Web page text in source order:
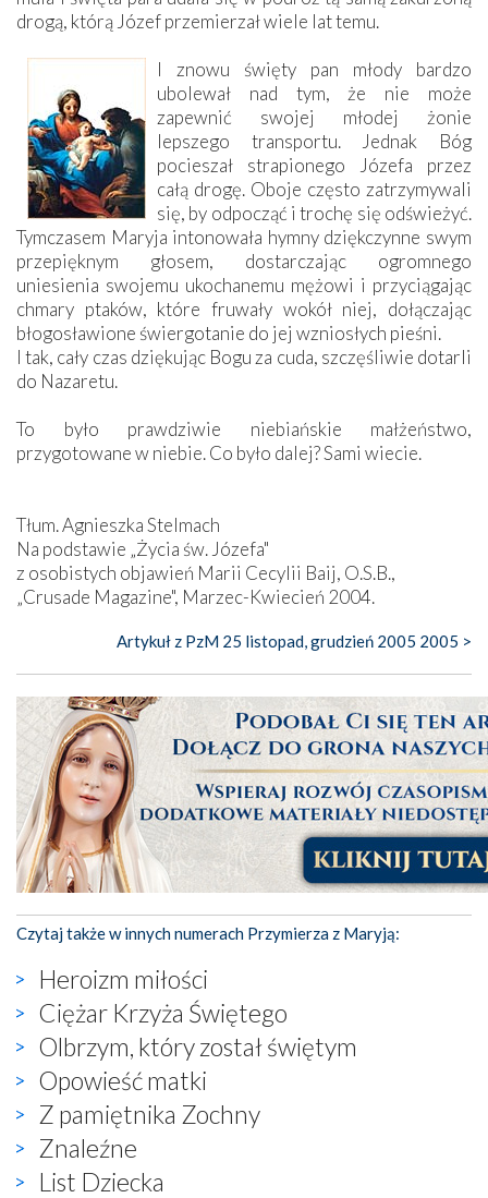
drogą, którą Józef przemierzał wiele lat temu.
I znowu święty pan młody bardzo
ubolewał nad tym, że nie może
zapewnić swojej młodej żonie
lepszego transportu. Jednak Bóg
pocieszał strapionego Józefa przez
całą drogę. Oboje często zatrzymywali
się, by odpocząć i trochę się odświeżyć.
Tymczasem Maryja intonowała hymny dziękczynne swym
przepięknym głosem, dostarczając ogromnego
uniesienia swojemu ukochanemu mężowi i przyciągając
chmary ptaków, które fruwały wokół niej, dołączając
błogosławione świergotanie do jej wzniosłych pieśni.
I tak, cały czas dziękując Bogu za cuda, szczęśliwie dotarli
do Nazaretu.
To było prawdziwie niebiańskie małżeństwo,
przygotowane w niebie. Co było dalej? Sami wiecie.
Tłum. Agnieszka Stelmach
Na podstawie „Życia św. Józefa"
z osobistych objawień Marii Cecylii Baij, O.S.B.,
„Crusade Magazine", Marzec-Kwiecień 2004.
Artykuł z PzM 25 listopad, grudzień 2005 2005 >
Czytaj także w innych numerach Przymierza z Maryją:
Heroizm miłości
Ciężar Krzyża Świętego
Olbrzym, który został świętym
Opowieść matki
Z pamiętnika Zochny
Znaleźne
List Dziecka